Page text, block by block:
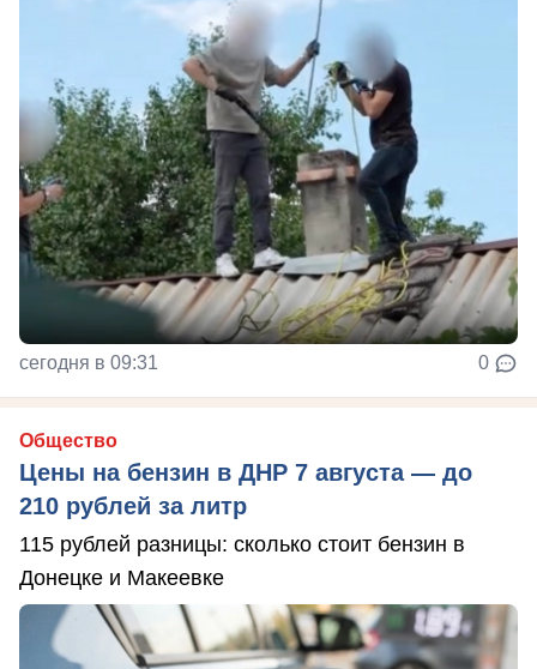
сегодня в 09:31 0
Общество
Цены на бензин в ДНР 7 августа — до
210 рублей за литр
115 рублей разницы: сколько стоит бензин в
Донецке и Макеевке